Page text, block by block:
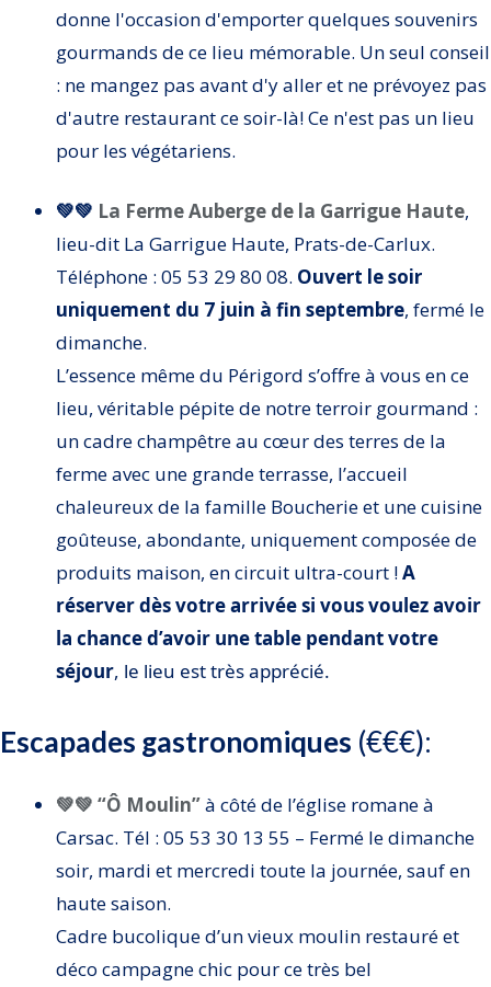
donne l'occasion d'emporter quelques souvenirs
gourmands de ce lieu mémorable. Un seul conseil
: ne mangez pas avant d'y aller et ne prévoyez pas
d'autre restaurant ce soir-là! Ce n'est pas un lieu
pour les végétariens.
💚💚 La Ferme Auberge de la Garrigue Haute,
lieu-dit La Garrigue Haute, Prats-de-Carlux.
Téléphone : 05 53 29 80 08. Ouvert le soir
uniquement du 7 juin à fin septembre, fermé le
dimanche.
L’essence même du Périgord s’offre à vous en ce
lieu, véritable pépite de notre terroir gourmand :
un cadre champêtre au cœur des terres de la
ferme avec une grande terrasse, l’accueil
chaleureux de la famille Boucherie et une cuisine
goûteuse, abondante, uniquement composée de
produits maison, en circuit ultra-court !A
réserver dès votre arrivée si vous voulez avoir
la chance d’avoir une table pendant votre
séjour, le lieu est très apprécié.
Escapades gastronomiques (€€€):
💚💚 “Ô Moulin”à côté de l’église romane à
Carsac. Tél : 05 53 30 13 55 – Fermé le dimanche
soir, mardi et mercredi toute la journée, sauf en
haute saison.
Cadre bucolique d’un vieux moulin restauré et
déco campagne chic pour ce très bel